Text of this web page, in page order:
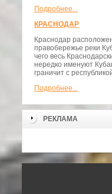
Подробнее...
КРАСНОДАР
Краснодар
правобережье реки
чего весь
нередко именуют
граничит с
Подробнее...
РЕКЛАМА